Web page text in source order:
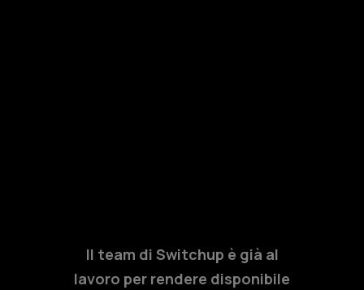
Il team di Switchup è già al
lavoro per rendere disponibile